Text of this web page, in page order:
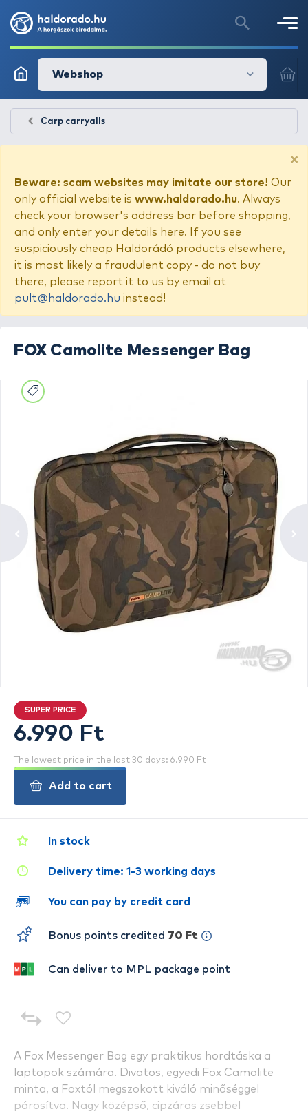
Webshop
Carp carryalls
×
Beware: scam websites may imitate our store! Our
only official website is www.haldorado.hu. Always
check your browser's address bar before shopping,
and only enter your details here. If you see
suspiciously cheap Haldorádó products elsewhere,
it is most likely a fraudulent copy - do not buy
there, please report it to us by email at
pult@haldorado.hu instead!
FOX Camolite Messenger Bag
A Fox Messenger Bag egy praktikus hordtáska a
laptopok számára. Divatos, egyedi Fox Camolite
minta, a Foxtól megszokott kiváló minőséggel
párosítva. Nagy középső, cipzáras zsebbel
In stock
Delivery time: 1-3 working days
You can pay by credit card
Bonus points credited 70 Ft
Can deliver to MPL package point
SUPER PRICE
6.990 Ft
The lowest price in the last 30 days: 6.990 Ft
Add to cart